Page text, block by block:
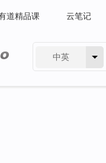
道精品课 云笔记
中英